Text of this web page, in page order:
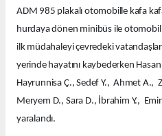
ADM 985 plakalı otomobille kafa
hurdaya dönen minibüs ile otomobil
ilk müdahaleyi çevredeki
yerinde hayatını kaybederken
Hayrunnisa Ç., Sedef Y., Ahmet A.,
Meryem D., Sara D., İbrahim Y.,
yaralandı.